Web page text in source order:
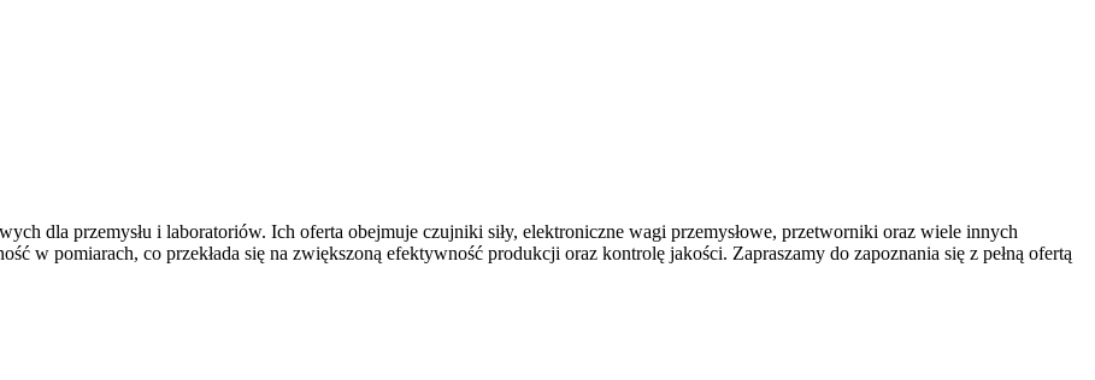
dla przemysłu i laboratoriów. Ich oferta obejmuje czujniki siły, elektroniczne wagi przemysłowe, przetworniki oraz wiele innych
w pomiarach, co przekłada się na zwiększoną efektywność produkcji oraz kontrolę jakości. Zapraszamy do zapoznania się z pełną ofertą